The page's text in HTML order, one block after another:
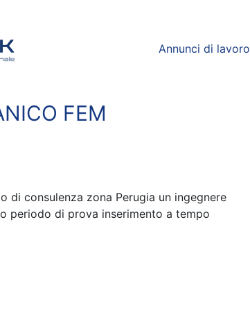
Annunci di lavoro
FEM
di consulenza zona Perugia un ingegnere
periodo di prova inserimento a tempo